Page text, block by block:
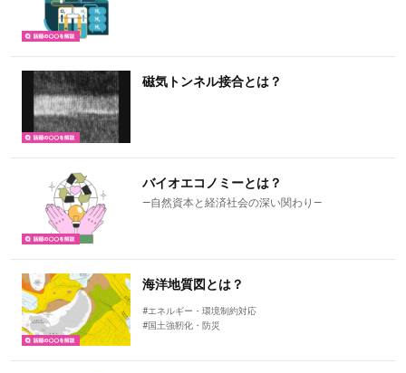
磁気トンネル接合とは？
バイオエコノミーとは？
―自然資本と経済社会の深い関わり―
海洋地質図とは？
#エネルギー・環境制約対応
#国土強靭化・防災